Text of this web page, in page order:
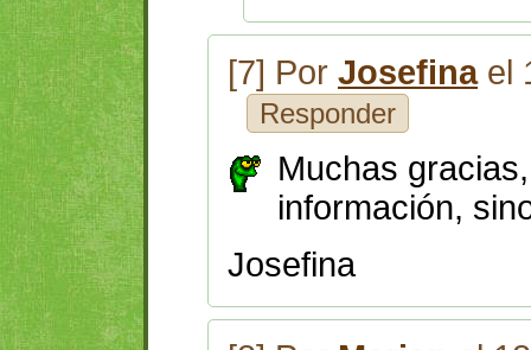
[7] Por Josefinael
Responder
Muchas
información,
Josefina